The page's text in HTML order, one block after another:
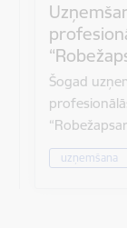
Šogad
uzņemšana